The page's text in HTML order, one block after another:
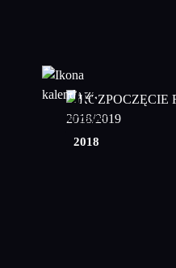
03
wrzesień
2018